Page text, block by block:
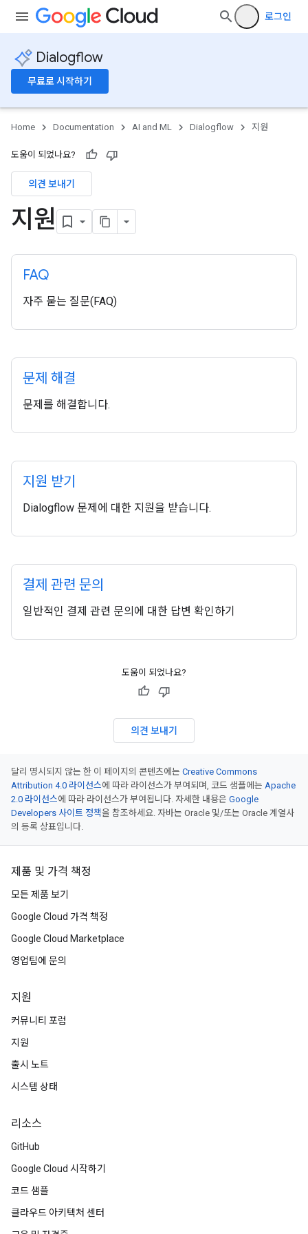
로그인
Dialogflow
무료로 시작하기
Home Documentation AI and ML Dialogflow 지원
도움이 되었나요?
의견 보내기
지원
FAQ
자주 묻는 질문(FAQ)
문제 해결
문제를 해결합니다.
지원 받기
Dialogflow 문제에 대한 지원을 받습니다.
결제 관련 문의
일반적인 결제 관련 문의에 대한 답변 확인하기
도움이 되었나요?
의견 보내기
달리 명시되지 않는 한 이 페이지의 콘텐츠에는 Creative Commons
Attribution 4.0 라이선스에 따라 라이선스가 부여되며, 코드 샘플에는 Apache
2.0 라이선스에 따라 라이선스가 부여됩니다. 자세한 내용은 Google
Developers 사이트 정책을 참조하세요. 자바는 Oracle 및/또는 Oracle 계열사
의 등록 상표입니다.
제품 및 가격 책정
모든 제품 보기
Google Cloud 가격 책정
Google Cloud Marketplace
영업팀에 문의
지원
커뮤니티 포럼
지원
출시 노트
시스템 상태
리소스
GitHub
Google Cloud 시작하기
코드 샘플
클라우드 아키텍처 센터